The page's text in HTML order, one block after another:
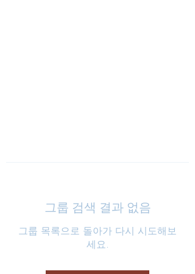
그룹 검색 결과 없음
그룹 목록으로 돌아가 다시 시도해보
세요.